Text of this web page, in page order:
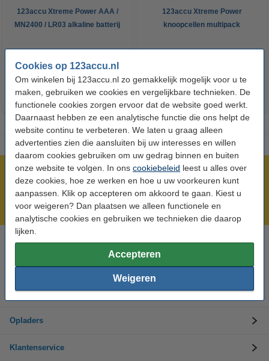
Cookies op 123accu.nl
Om winkelen bij 123accu.nl zo gemakkelijk mogelijk voor u te
maken, gebruiken we cookies en vergelijkbare technieken. De
functionele cookies zorgen ervoor dat de website goed werkt.
Daarnaast hebben ze een analytische functie die ons helpt de
website continu te verbeteren. We laten u graag alleen
advertenties zien die aansluiten bij uw interesses en willen
daarom cookies gebruiken om uw gedrag binnen en buiten
onze website te volgen. In ons cookiebeleid leest u alles over
deze cookies, hoe ze werken en hoe u uw voorkeuren kunt
aanpassen. Klik op accepteren om akkoord te gaan. Kiest u
voor weigeren? Dan plaatsen we alleen functionele en
analytische cookies en gebruiken we technieken die daarop
lijken.
Accepteren
Weigeren
123accu Xtreme Power AAA /
MN2400 / LR03 alkaline batterij
BTW
123accu Xtreme Power
knoopcellen multipack
Meer dan 5 miljoen klanten!
Voor 23.59 uur besteld, morgen in huis!
Laagsteprijsgarantie!
Hulp nodig? Bel ons op 0294-787125
Op werkdagen van 9.00 tot 17.30 uur
Accu's
Opladers
Klantenservice